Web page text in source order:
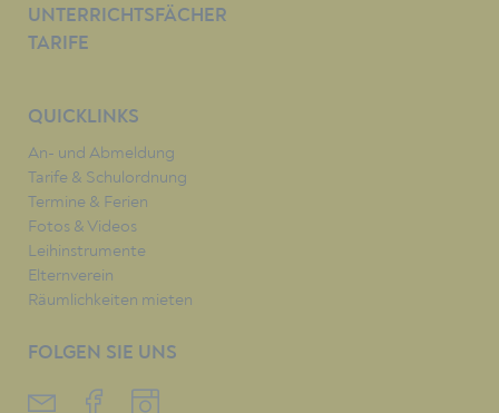
UNTERRICHTSFÄCHER
TARIFE
QUICKLINKS
An- und Abmeldung
Tarife & Schulordnung
Termine & Ferien
Fotos & Videos
Leihinstrumente
Elternverein
Räumlichkeiten mieten
FOLGEN SIE UNS